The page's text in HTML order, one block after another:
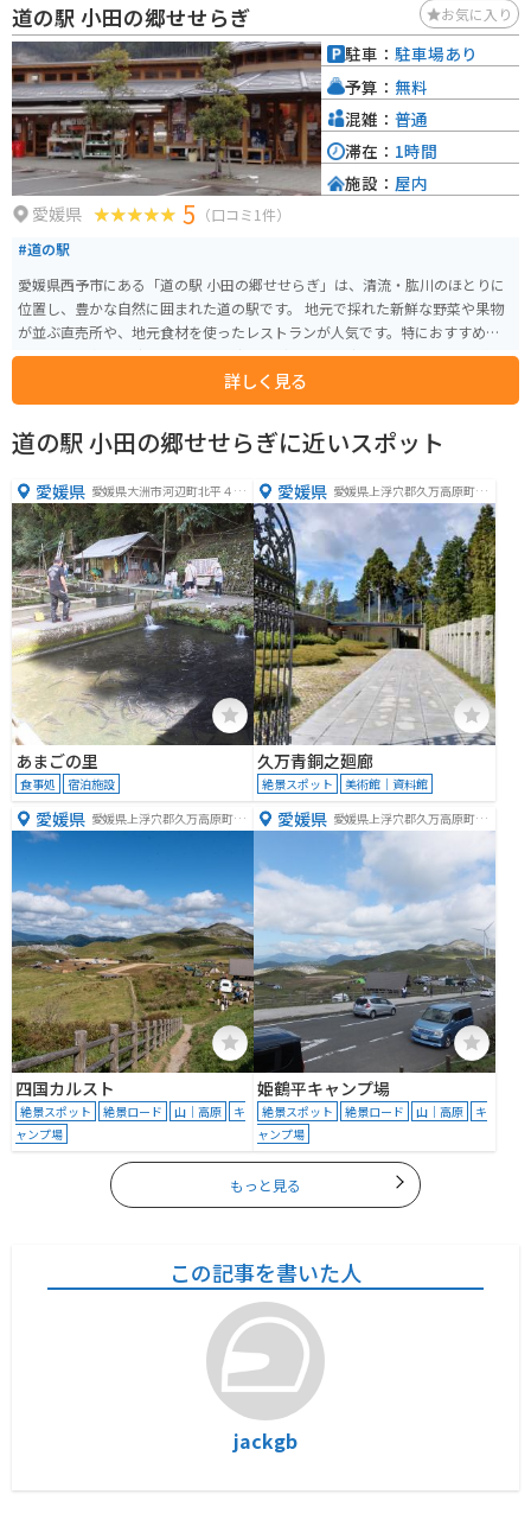
道の駅 小田の郷せせらぎ お気に入り
愛媛県 5 （口コミ1件）
#道の駅
愛媛県西予市にある「道の駅 小田の郷せせらぎ」は、清流・肱川のほとりに
位置し、豊かな自然に囲まれた道の駅です。 地元で採れた新鮮な野菜や果物
が並ぶ直売所や、地元食材を使ったレストランが人気です。特におすすめ
は、西予市名産の猪肉を使った「猪肉うどん」や「猪肉そば」。 また、道の
駅のすぐそばを流れる肱川では、カヌーや釣りを楽しむことができます。穏
やかな流れなので、初心者でも安心して楽しめます。周辺には温泉施設もあ
道の駅から仁田峠に向かうワインディングロードがおすすめです。道の駅に
点としても最適です。
詳しく見る
駐車： 駐車場あり
予算： 無料
混雑： 普通
滞在： 1時間
施設： 屋内
道の駅 小田の郷せせらぎに近いスポット
愛媛県 愛媛県大洲市河辺町北平４２
９３
あまごの里
食事処 宿泊施設
愛媛県 愛媛県上浮穴郡久万高原町東
明神乙343-1 久万カントリー
久万青銅之廻廊
絶景スポット 美術館｜資料館
愛媛県 愛媛県上浮穴郡久万高原町西
谷
四国カルスト
絶景スポット 絶景ロード 山｜高原
キ
ャンプ場
愛媛県 愛媛県上浮穴郡久万高原町西
谷姫鶴平８１０９
姫鶴平キャンプ場
絶景スポット 絶景ロード 山｜高原
キ
ャンプ場
もっと見る
この記事を書いた人
jackgb